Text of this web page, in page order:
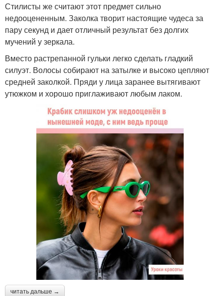
Стилисты же считают этот предмет сильно
недооцененным. Заколка творит настоящие чудеса за
пару секунд и дает отличный результат без долгих
мучений у зеркала.
Вместо растрепанной гульки легко сделать гладкий
силуэт. Волосы собирают на затылке и высоко цепляют
средней заколкой. Пряди у лица заранее вытягивают
утюжком и хорошо приглаживают любым лаком.
читать дальше →